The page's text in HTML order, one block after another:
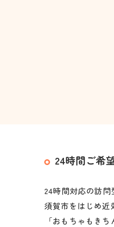
24時間ご希
24時間対応の訪
須賀市をはじめ近
「おもちゃもき